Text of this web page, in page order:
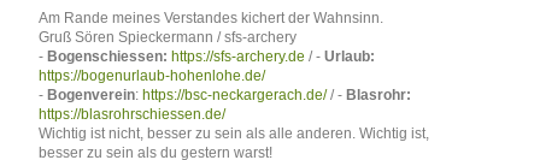
Am Rande meines Verstandes kichert der Wahnsinn.
Gruß Sören Spieckermann / sfs-archery
- Bogenschiessen: https://sfs-archery.de / - Urlaub:
https://bogenurlaub-hohenlohe.de/
- Bogenverein: https://bsc-neckargerach.de// - Blasrohr:
https://blasrohrschiessen.de/
Wichtig ist nicht, besser zu sein als alle anderen. Wichtig ist,
besser zu sein als du gestern warst!